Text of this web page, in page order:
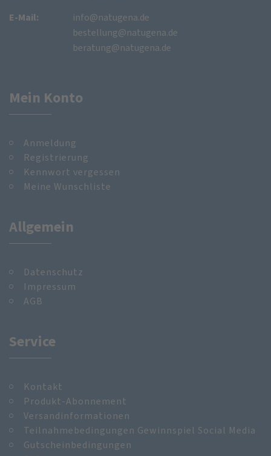
E-Mail:
info@natugena.de
bestellung@natugena.de
beratung@natugena.de
Mein Konto
Anmeldung
Registrierung
Kennwort vergessen
Meine Wunschliste
Allgemein
Datenschutz
Impressum
AGB
Service
Kontakt
Produkt-Abonnement
Versandinformationen
Teilnahmebedingungen Gewinnspiel Social Media
Gutscheinbedingungen